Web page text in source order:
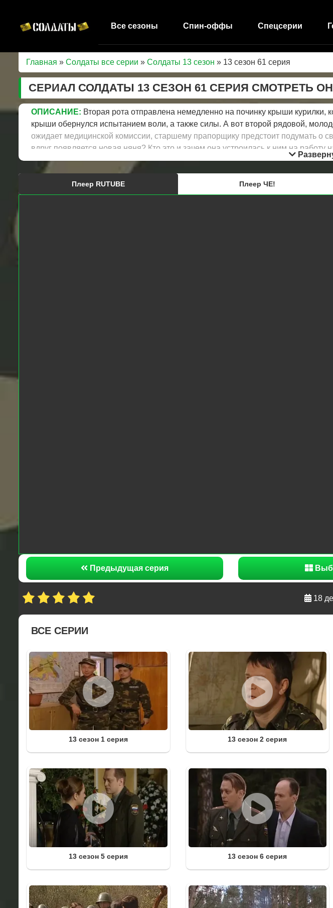
Все сезоны Спин-оффы Спецсерии
Главная » Солдаты все серии » Солдаты 13 сезон » 13 сезон 61 серия
СЕРИАЛ СОЛДАТЫ 13 СЕЗОН 61 СЕРИЯ СМОТРЕТЬ
ОПИСАНИЕ: Вторая рота отправлена немедленно на починку крыши
крыши обернулся испытанием воли, а также силы. А вот второй рядовой,
ожидает медицинской комиссии, старшему прапорщику предстоит подумать о
вдруг появляется новая няня? Кто это и зачем она устроилась к ним на работу
Плеер RUTUBE Плеер ЧЕ!
Предыдущая серия
18
ВСЕ СЕРИИ
13 сезон 1 серия 13 сезон 2 серия
13 сезон 5 серия 13 сезон 6 серия